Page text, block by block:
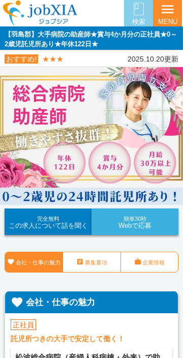
検索
menu
MENU
【羽島郡】大手病院の助産師★賞与4か月分の正社員★0～
2歳児託児所あり★年休122日★
おすすめ! ★★★ 2025.10.20更新
完全無料
この求人について話を聞く
簡単30秒
Webで応募
 会社・仕事の魅力  募集要項 企業情報
 会社・仕事の魅力
正社員
託児所つきの大手で安定して働く！